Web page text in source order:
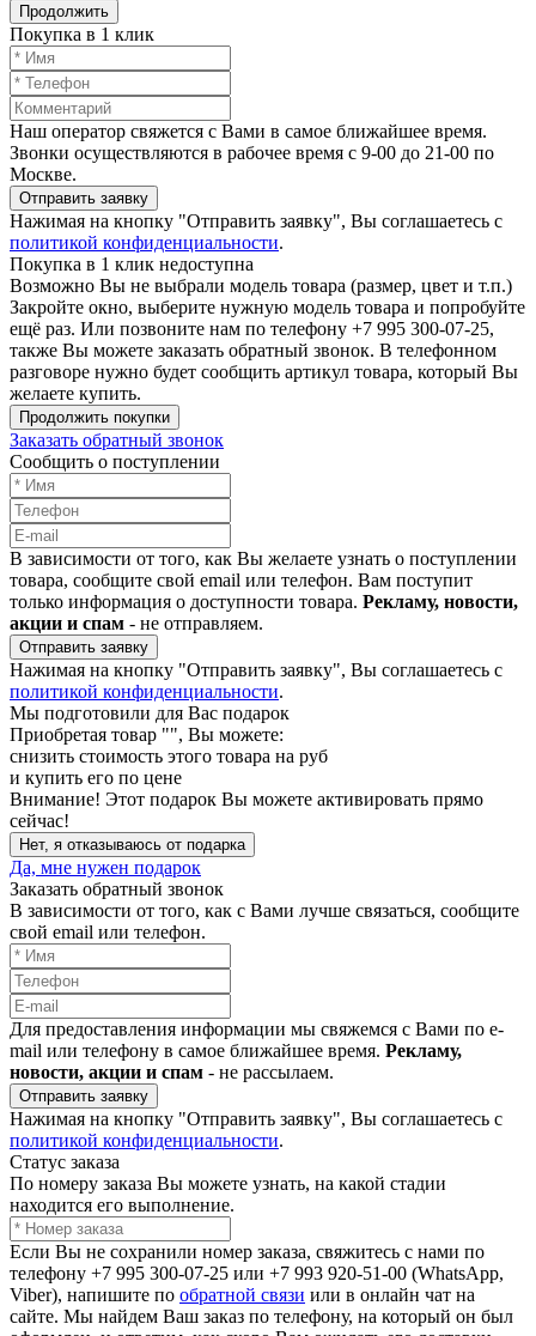
Продолжить
Покупка в 1 клик
Наш оператор свяжется с Вами в самое ближайшее время.
Звонки осуществляются в рабочее время с 9-00 до 21-00 по
Москве.
Отправить заявку
Нажимая на кнопку "Отправить заявку", Вы соглашаетесь с
политикой конфиденциальности.
Покупка в 1 клик недоступна
Возможно Вы не выбрали модель товара (размер, цвет и т.п.)
Закройте окно, выберите нужную модель товара и попробуйте
ещё раз. Или позвоните нам по телефону +7 995 300-07-25,
также Вы можете заказать обратный звонок. В телефонном
разговоре нужно будет сообщить артикул товара, который Вы
желаете купить.
Продолжить покупки
Заказать обратный звонок
Сообщить о поступлении
В зависимости от того, как Вы желаете узнать о поступлении
товара, сообщите свой email или телефон. Вам поступит
только информация о доступности товара. Рекламу, новости,
акции и спам - не отправляем.
Отправить заявку
Нажимая на кнопку "Отправить заявку", Вы соглашаетесь с
политикой конфиденциальности.
Мы подготовили для Вас подарок
Приобретая товар "", Вы можете:
снизить стоимость этого товара на руб
и купить его по цене
Внимание! Этот подарок Вы можете активировать прямо
сейчас!
Нет, я отказываюсь от подарка
Да, мне нужен подарок
Заказать обратный звонок
В зависимости от того, как с Вами лучше связаться, сообщите
свой email или телефон.
Для предоставления информации мы свяжемся с Вами по e-
mail или телефону в самое ближайшее время. Рекламу,
новости, акции и спам - не рассылаем.
Отправить заявку
Нажимая на кнопку "Отправить заявку", Вы соглашаетесь с
политикой конфиденциальности.
Статус заказа
По номеру заказа Вы можете узнать, на какой стадии
находится его выполнение.
Если Вы не сохранили номер заказа, свяжитесь с нами по
телефону +7 995 300-07-25 или +7 993 920-51-00 (WhatsApp,
Viber), напишите по обратной связи или в онлайн чат на
сайте. Мы найдем Ваш заказ по телефону, на который он был